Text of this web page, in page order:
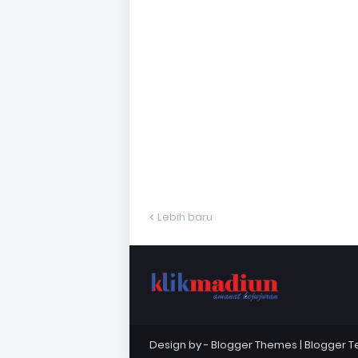
Lebih baru
Design by - Blogger Themes | Blogger